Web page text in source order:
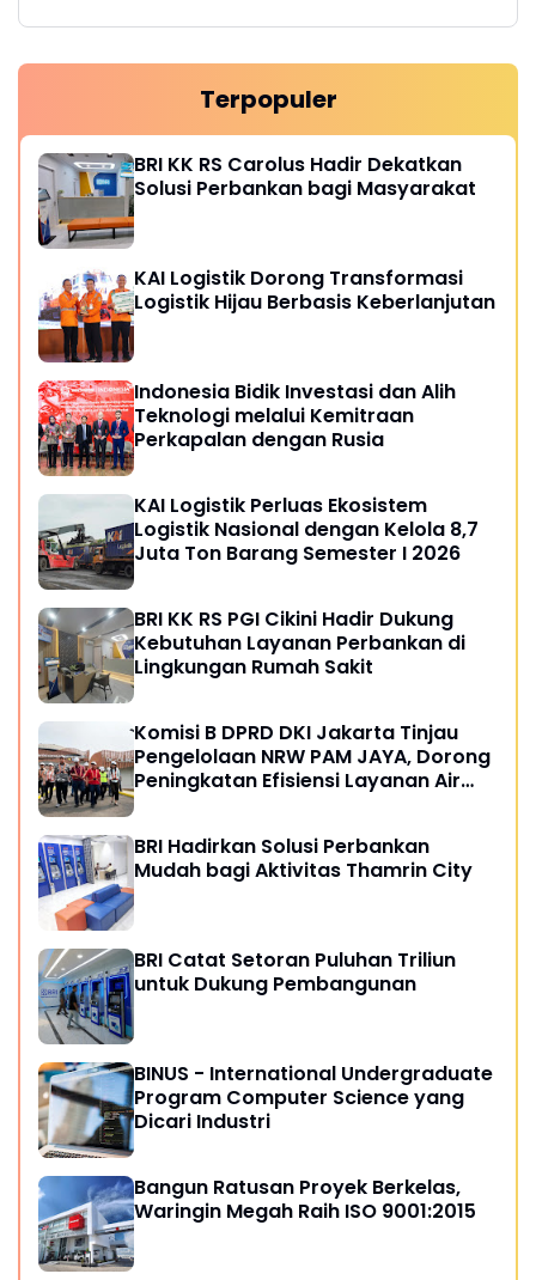
Terpopuler
BRI KK RS Carolus Hadir Dekatkan
Solusi Perbankan bagi Masyarakat
KAI Logistik Dorong Transformasi
Logistik Hijau Berbasis Keberlanjutan
Indonesia Bidik Investasi dan Alih
Teknologi melalui Kemitraan
Perkapalan dengan Rusia
KAI Logistik Perluas Ekosistem
Logistik Nasional dengan Kelola 8,7
Juta Ton Barang Semester I 2026
BRI KK RS PGI Cikini Hadir Dukung
Kebutuhan Layanan Perbankan di
Lingkungan Rumah Sakit
Komisi B DPRD DKI Jakarta Tinjau
Pengelolaan NRW PAM JAYA, Dorong
Peningkatan Efisiensi Layanan Air
BRI Hadirkan Solusi Perbankan
Mudah bagi Aktivitas Thamrin City
BRI Catat Setoran Puluhan Triliun
untuk Dukung Pembangunan
BINUS - International Undergraduate
Program Computer Science yang
Dicari Industri
Bangun Ratusan Proyek Berkelas,
Waringin Megah Raih ISO 9001:2015